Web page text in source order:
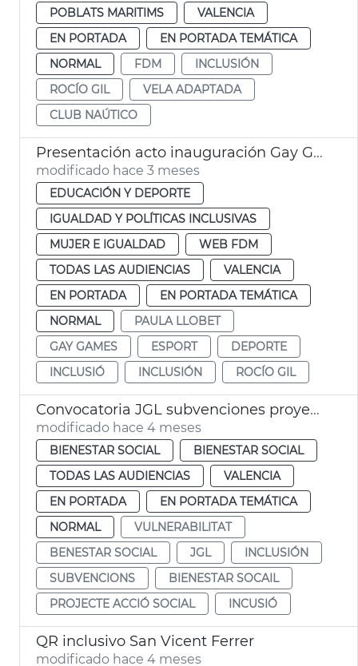
POBLATS MARITIMS
VALENCIA
EN PORTADA
EN PORTADA TEMÁTICA
NORMAL
FDM
INCLUSIÓN
ROCÍO GIL
VELA ADAPTADA
CLUB NAÚTICO
Presentación acto inauguración Gay Games València 2026
modificado hace 3 meses
EDUCACIÓN Y DEPORTE
IGUALDAD Y POLÍTICAS INCLUSIVAS
MUJER E IGUALDAD
WEB FDM
TODAS LAS AUDIENCIAS
VALENCIA
EN PORTADA
EN PORTADA TEMÁTICA
NORMAL
PAULA LLOBET
GAY GAMES
ESPORT
DEPORTE
INCLUSIÓ
INCLUSIÓN ROCÍO GIL
Convocatoria JGL subvenciones proyectes acción social Ayuntamiento València
modificado hace 4 meses
BIENESTAR SOCIAL
BIENESTAR SOCIAL
TODAS LAS AUDIENCIAS
VALENCIA
EN PORTADA
EN PORTADA TEMÁTICA
NORMAL
VULNERABILITAT
BENESTAR SOCIAL
JGL
INCLUSIÓN
SUBVENCIONS
BIENESTAR SOCAIL
PROJECTE ACCIÓ SOCIAL
INCUSIÓ
QR inclusivo San Vicent Ferrer
modificado hace 4 meses